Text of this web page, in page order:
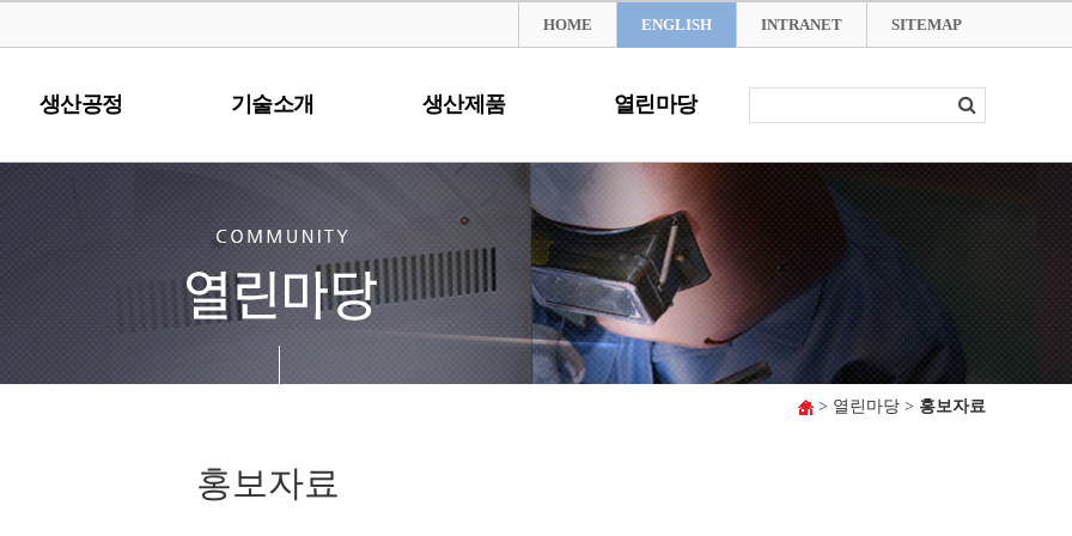
SITEMAP
INTRANET
ENGLISH
HOME
생산공정 기술소개 생산제품 열린마당
> 열린마당 > 홍보자료
홍보자료